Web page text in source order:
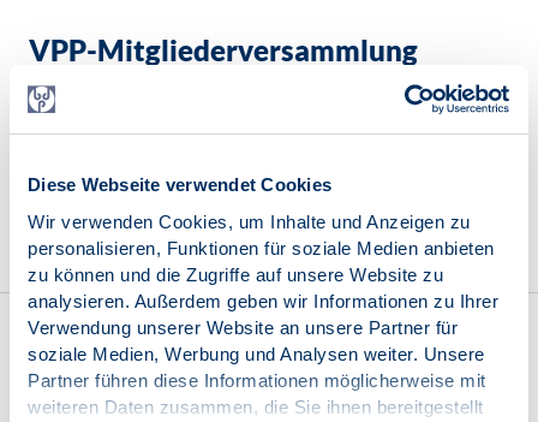
Diese Webseite verwendet Cookies
Wir verwenden Cookies, um Inhalte und Anzeigen zu
personalisieren, Funktionen für soziale Medien anbieten
zu können und die Zugriffe auf unsere Website zu
analysieren. Außerdem geben wir Informationen zu Ihrer
Verwendung unserer Website an unsere Partner für
soziale Medien, Werbung und Analysen weiter. Unsere
Partner führen diese Informationen möglicherweise mit
weiteren Daten zusammen, die Sie ihnen bereitgestellt
VPP-Mitgliederversammlung
Die Mitgliederversammlung wird einmal jährlich vom
entscheidet über geplante Aktivitäten und finanzielle
Regionalgruppentreffen
Zwei Mal im Jahr beruft der Bundesvorstand ein